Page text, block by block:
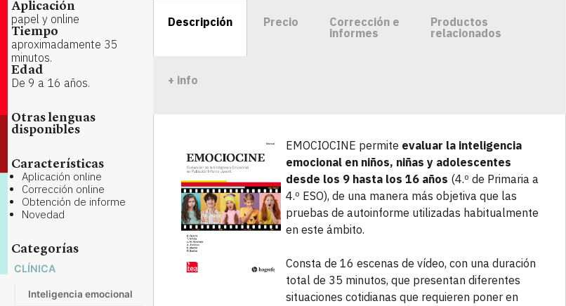
Aplicación
papel y online
Tiempo
aproximadamente 35
minutos.
Edad
De 9 a 16 años.
Otras lenguas
disponibles
Características
Aplicación online
Corrección online
Obtención de informe
Novedad
Categorías
CLÍNICA
Inteligencia emocional
Descripción Precio
Corrección e
informes
Productos
relacionados
+ info
EMOCIOCINE permite evaluar la inteligencia
emocional en niños, niñas y adolescentes
desde los 9 hasta los 16 años (4.º de Primaria a
4.º ESO), de una manera más objetiva que las
pruebas de autoinforme utilizadas habitualmente
en este ámbito.
Consta de 16 escenas de vídeo, con una duración
total de 35 minutos, que presentan diferentes
situaciones cotidianas que requieren poner en